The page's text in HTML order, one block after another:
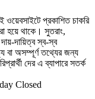
প্রকাশিত চাকরি
হয়ে থাকে। সুতরাং,
দায়িত্ব স্ব-স্ব
বা অসম্পূর্ণ তথ্যের জন্য
দের এ ব্যাপারে সতর্ক
Closed